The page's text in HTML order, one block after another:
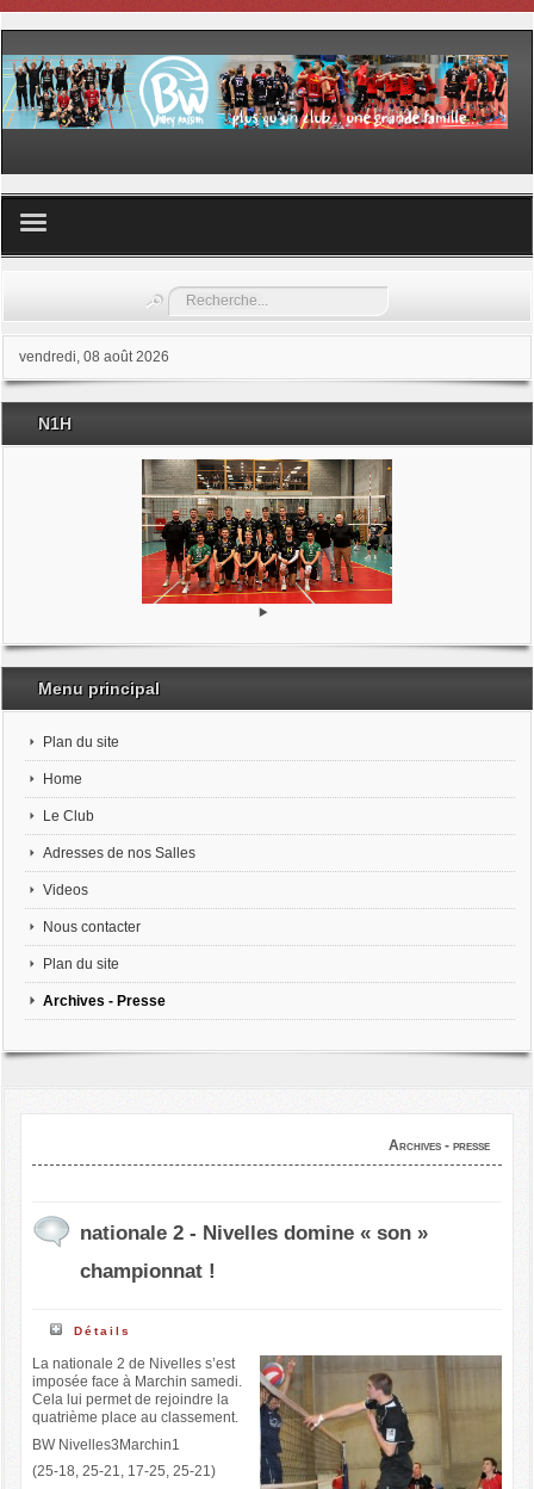
Les samedis du sport
Les stages
Documents
Rechercher
vendredi, 08 août 2026
N1H
Menu principal
Plan du site
Home
Le Club
Adresses de nos Salles
Videos
Nous contacter
Plan du site
Archives - Presse
Archives - presse
nationale 2 - Nivelles domine « son »
championnat !
Détails
La nationale 2 de Nivelles s’est
imposée face à Marchin samedi.
Cela lui permet de rejoindre la
quatrième place au classement.
BW Nivelles3Marchin1
(25-18, 25-21, 17-25, 25-21)